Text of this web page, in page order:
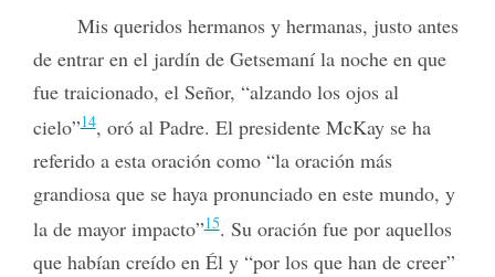
Mis queridos hermanos y hermanas, justo antes
de entrar en el jardín de Getsemaní la noche en que
fue traicionado, el Señor, “alzando los ojos al
cielo”14, oró al Padre. El presidente McKay se ha
referido a esta oración como “la oración más
grandiosa que se haya pronunciado en este mundo, y
la de mayor impacto”15. Su oración fue por aquellos
que habían creído en Él y “por los que han de creer”